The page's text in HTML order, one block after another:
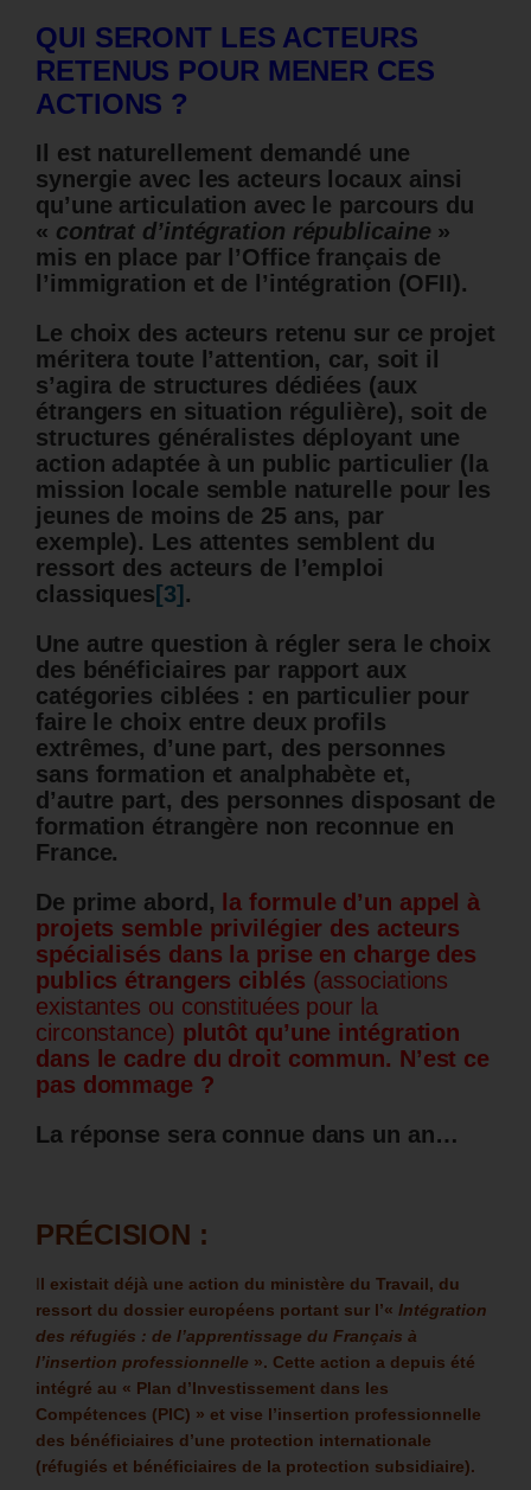
QUI SERONT LES ACTEURS
RETENUS POUR MENER CES
ACTIONS ?
Il est naturellement demandé une
synergie avec les acteurs locaux ainsi
qu’une articulation avec le parcours du
« contrat d’intégration républicaine »
mis en place par l’Office français de
l’immigration et de l’intégration (OFII).
Le choix des acteurs retenu sur ce projet
méritera toute l’attention, car, soit il
s’agira de structures dédiées (aux
étrangers en situation régulière), soit de
structures généralistes déployant une
action adaptée à un public particulier (la
mission locale semble naturelle pour les
jeunes de moins de 25 ans, par
exemple). Les attentes semblent du
ressort des acteurs de l’emploi
classiques [3] .
Une autre question à régler sera le choix
des bénéficiaires par rapport aux
catégories ciblées : en particulier pour
faire le choix entre deux profils
extrêmes, d’une part, des personnes
sans formation et analphabète et,
d’autre part, des personnes disposant de
formation étrangère non reconnue en
France.
De prime abord,
la formule d’un appel à
projets semble privilégier des acteurs
spécialisés dans la prise en charge des
publics étrangers ciblés (associations
existantes ou constituées pour la
circonstance) plutôt qu’une intégration
dans le cadre du droit commun. N’est ce
pas dommage ?
La réponse sera connue dans un an…
PRÉCISION :
Il existait déjà une action du ministère du Travail, du
ressort du dossier européens portant sur l’« Intégration
des réfugiés : de l’apprentissage du Français à
l’insertion professionnelle ». Cette action a depuis été
intégré au « Plan d’Investissement dans les
Compétences (PIC) » et vise l’insertion professionnelle
des bénéficiaires d’une protection internationale
(réfugiés et bénéficiaires de la protection subsidiaire).